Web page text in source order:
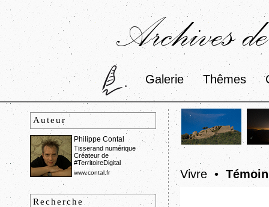
Archives
Galerie Thêmes
Auteur
Philippe Contal
Tisserand numérique
Créateur de
#TerritoireDigital
www.contal.fr
Recherche
Vivre •